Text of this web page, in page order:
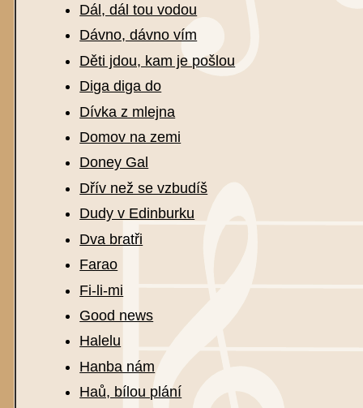
Dál, dál tou vodou
Dávno, dávno vím
Děti jdou, kam je pošlou
Diga diga do
Dívka z mlejna
Domov na zemi
Doney Gal
Dřív než se vzbudíš
Dudy v Edinburku
Dva bratři
Farao
Fi-li-mi
Good news
Halelu
Hanba nám
Haů, bílou plání